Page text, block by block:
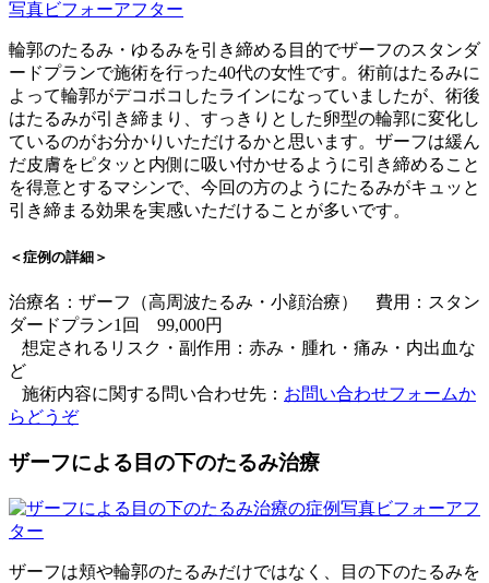
輪郭のたるみ・ゆるみを引き締める目的でザーフのスタンダ
ードプランで施術を行った40代の女性です。術前はたるみに
よって輪郭がデコボコしたラインになっていましたが、術後
はたるみが引き締まり、すっきりとした卵型の輪郭に変化し
ているのがお分かりいただけるかと思います。ザーフは緩ん
だ皮膚をピタッと内側に吸い付かせるように引き締めること
を得意とするマシンで、今回の方のようにたるみがキュッと
引き締まる効果を実感いただけることが多いです。
＜症例の詳細＞
治療名：ザーフ（高周波たるみ・小顔治療） 費用：スタン
ダードプラン1回 99,000円
想定されるリスク・副作用：赤み・腫れ・痛み・内出血な
ど
施術内容に関する問い合わせ先： お問い合わせフォームか
らどうぞ
ザーフによる目の下のたるみ治療
ザーフは頬や輪郭のたるみだけではなく、目の下のたるみを